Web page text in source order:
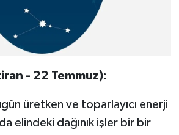
- 22 Temmuz):
üretken ve toparlayıcı enerji
elindeki dağınık işler bir bir